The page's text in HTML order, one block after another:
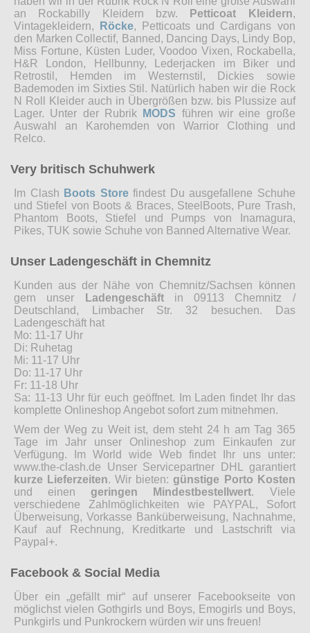
an Rockabilly Kleidern bzw.
Petticoat Kleidern,
Vintagekleidern,
Röcke, Petticoats und Cardigans von
den Marken Collectif, Banned, Dancing Days, Lindy Bop,
Miss Fortune, Küsten Luder, Voodoo Vixen, Rockabella,
H&R London, Hellbunny, Lederjacken im Biker und
Retrostil, Hemden im Westernstil, Dickies sowie
Bademoden im Sixties Stil. Natürlich haben wir die Rock
N Roll Kleider auch in Übergrößen bzw. bis Plussize auf
Lager. Unter der Rubrik
MODS führen wir eine große
Auswahl an Karohemden von Warrior Clothing und
Relco.
Very britisch Schuhwerk
Im Clash Boots Storefindest Du ausgefallene Schuhe
und Stiefel von Boots & Braces, SteelBoots, Pure Trash,
Phantom Boots, Stiefel und Pumps von Inamagura,
Pikes, TUK sowie Schuhe von Banned Alternative Wear.
Unser Ladengeschäft in Chemnitz
Kunden aus der Nähe von Chemnitz/Sachsen können
gern unser
Ladengeschäftin 09113 Chemnitz /
Deutschland, Limbacher Str. 32 besuchen. Das
Ladengeschäft hat
Mo: 11-17 Uhr
Di: Ruhetag
Mi: 11-17 Uhr
Do: 11-17 Uhr
Fr: 11-18 Uhr
Sa: 11-13 Uhr für euch geöffnet. Im Laden findet Ihr das
komplette Onlineshop Angebot sofort zum mitnehmen.
Wem der Weg zu Weit ist, dem steht 24 h am Tag 365
Tage im Jahr unser Onlineshop zum Einkaufen zur
Verfügung. Im World wide Web findet Ihr uns unter:
www.the-clash.de Unser Servicepartner DHL garantiert
kurze Lieferzeiten. Wir bieten:günstige Porto Kosten
und einengeringen Mindestbestellwert. Viele
verschiedene Zahlmöglichkeiten wie PAYPAL, Sofort
Überweisung, Vorkasse Banküberweisung, Nachnahme,
Kauf auf Rechnung, Kreditkarte und Lastschrift via
Paypal+.
Facebook & Social Media
Über ein „gefällt mir“ auf unserer Facebookseite von
möglichst vielen Gothgirls und Boys, Emogirls und Boys,
Punkgirls und Punkrockern würden wir uns freuen!